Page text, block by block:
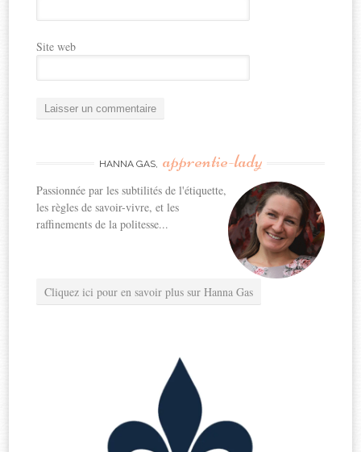
Site web
HANNA GAS, apprentie-lady
Passionnée par les subtilités de l'étiquette,
les règles de savoir-vivre, et les
raffinements de la politesse...
Cliquez ici pour en savoir plus sur Hanna Gas